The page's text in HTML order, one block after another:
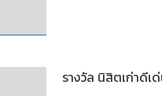
รางวัล นิสิตเก่าดี